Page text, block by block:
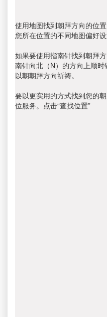
使用地图找到朝拜方向的位
您所在位置的不同地图偏好设
如果要使用指南针找到朝拜
南针向北（N）的方向上顺
以朝朝拜方向祈祷。
要以更实用的方式找到您的
位服务。点击“查找位置”